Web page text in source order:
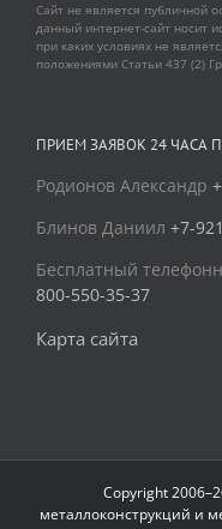
Сайт не является публичной
данный интернет-сайт носит
при каких условиях не
положениями Статьи 437 (2)
ПРИЕМ ЗАЯВОК 24 ЧАСА
Родионов Александр
Блинов Даниил +7-
Бесплатный
800-550-35-37
Карта сайта
Copyright
металлоконструкций и